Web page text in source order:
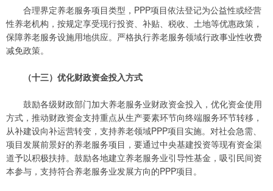
合理界定养老服务项目类型，PPP项目依法登记为公益性或经营
性养老机构，按规定享受现行投资、补贴、税收、土地等优惠政策，
保障养老服务设施用地供应。严格执行养老服务领域行政事业性收费
减免政策。
（十三）优化财政资金投入方式
鼓励各级财政部门加大养老服务业财政资金投入，优化资金使用
方式，推动财政资金支持重点从生产要素环节向终端服务环节转移，
从补建设向补运营转变，支持养老领域PPP项目实施。对社会急需、
项目发展前景好的养老服务项目，要通过中央基建投资等现有资金渠
道予以积极扶持。鼓励各地建立养老服务业引导性基金，吸引民间资
本参与，支持符合养老服务业发展方向的PPP项目。